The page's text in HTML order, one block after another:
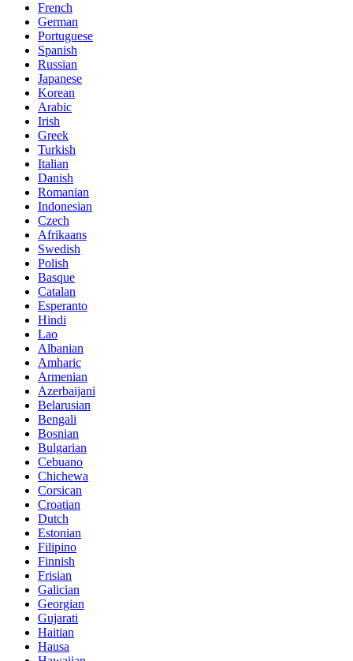
French
German
Portuguese
Spanish
Russian
Japanese
Korean
Arabic
Irish
Greek
Turkish
Italian
Danish
Romanian
Indonesian
Czech
Afrikaans
Swedish
Polish
Basque
Catalan
Esperanto
Hindi
Lao
Albanian
Amharic
Armenian
Azerbaijani
Belarusian
Bengali
Bosnian
Bulgarian
Cebuano
Chichewa
Corsican
Croatian
Dutch
Estonian
Filipino
Finnish
Frisian
Galician
Georgian
Gujarati
Haitian
Hausa